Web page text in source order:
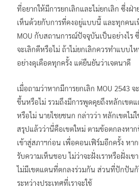
ที่อยากให้มีการยกเลิกและไม่ยกเลิก ซึ่งฝ่า
เห็นด้วยกับการที่คงอยู่แบบนี้ และทุกคน
MOU กับสถานการณ์ปัจจุบันเป็นอย่างไร
จะเลิกดีหรือไม่ ถ้าไม่ยกเลิกควรทำแบบไ
อย่างดุเดือดทุกครั้ง แต่ยืนยันว่าเจตนาดี
เมื่อถามว่าหากมีการยกเลิก MOU 2543 จ
ขึ้นหรือไม่ รวมถึงมีการพูดคุยถึงหลักเขต
หรือไม่ นายไชยชนก กล่าวว่า หลักเขตไม่
สรุปแล้วว่านี่คือเขตใหม่ ตามข้อตกลงหา
เข้าสู่สภาฯก่อน เพื่อคอนเฟิร์มอีกครั้ง หา
รับความเห็นชอบ ไม่ว่าจะฝั่งเราหรือฝั่งเข
ไม่มีเขตแดนที่ตกลงร่วมกัน ส่วนที่ปักปันกั
ระหว่างประเทศที่เราจะใช้